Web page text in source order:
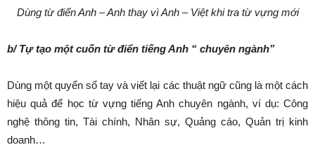
Dùng từ điển Anh – Anh thay vì Anh – Việt khi tra từ vựng mới
b/ Tự tạo một cuốn từ điển tiếng Anh “ chuyên ngành”
Dùng một quyển sổ tay và viết lại các thuật ngữ cũng là một cách
hiệu quả để học từ vựng tiếng Anh chuyên ngành, ví dụ: Công
nghệ thông tin, Tài chính, Nhân sự, Quảng cáo, Quản trị kinh
doanh…